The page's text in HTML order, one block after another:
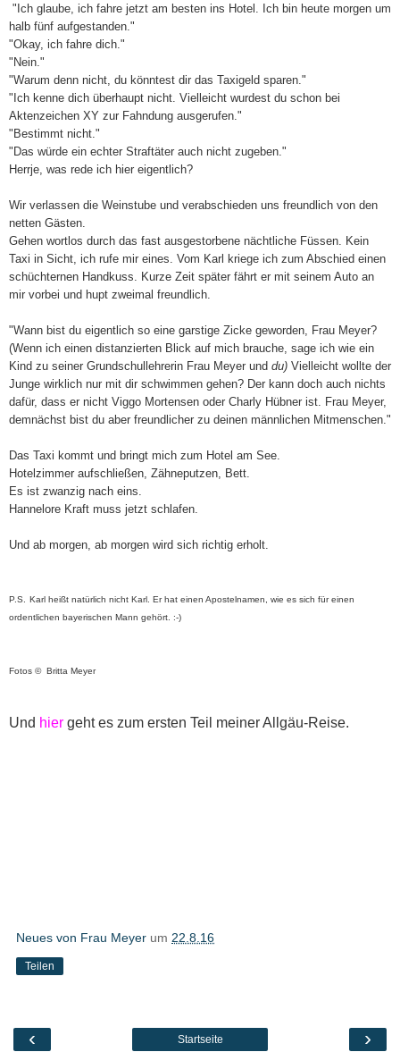
"Ich glaube, ich fahre jetzt am besten ins Hotel. Ich bin heute morgen um
halb fünf aufgestanden."
"Okay, ich fahre dich."
"Nein."
"Warum denn nicht, du könntest dir das Taxigeld sparen."
"Ich kenne dich überhaupt nicht. Vielleicht wurdest du schon bei
Aktenzeichen XY zur Fahndung ausgerufen."
"Bestimmt nicht."
"Das würde ein echter Straftäter auch nicht zugeben."
Herrje, was rede ich hier eigentlich?
Wir verlassen die Weinstube und verabschieden uns freundlich von den
netten Gästen.
Gehen wortlos durch das fast ausgestorbene nächtliche Füssen. Kein
Taxi in Sicht, ich rufe mir eines. Vom Karl kriege ich zum Abschied einen
schüchternen Handkuss. Kurze Zeit später fährt er mit seinem Auto an
mir vorbei und hupt zweimal freundlich.
"Wann bist du eigentlich so eine garstige Zicke geworden, Frau Meyer?
(Wenn ich einen distanzierten Blick auf mich brauche, sage ich wie ein
Kind zu seiner Grundschullehrerin Frau Meyer und du) Vielleicht wollte der
Junge wirklich nur mit dir schwimmen gehen? Der kann doch auch nichts
dafür, dass er nicht Viggo Mortensen oder Charly Hübner ist. Frau Meyer,
demnächst bist du aber freundlicher zu deinen männlichen Mitmenschen ."
Das Taxi kommt und bringt mich zum Hotel am See.
Hotelzimmer aufschließen, Zähneputzen, Bett.
Es ist zwanzig nach eins.
Hannelore Kraft muss jetzt schlafen.
Und ab morgen, ab morgen wird sich richtig erholt.
P.S.
Karl heißt natürlich nicht Karl. Er hat einen Apostelnamen, wie es sich für einen
ordentlichen bayerischen Mann gehört. :-)
Fotos © Britta Meyer
Und hier geht es zum ersten Teil meiner Allgäu-Reise.
Neues von Frau Meyer um 22.8.16
Teilen
‹ ›
Startseite